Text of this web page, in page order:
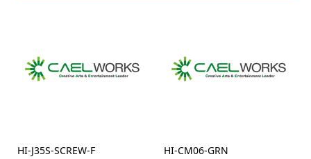
HI-J35S-SCREW-F HI-CM06-GRN